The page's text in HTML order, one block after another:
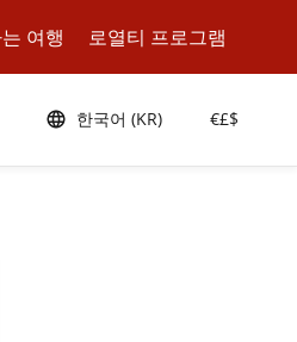
여행 로열티 프로그램
한국어 (KR) €£$